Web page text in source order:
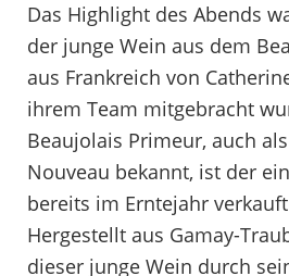
Das Highlight des Abends
der junge Wein aus dem
aus Frankreich von
ihrem Team mitgebracht
Beaujolais Primeur, auch
Nouveau bekannt, ist der
bereits im Erntejahr
Hergestellt aus Gamay-
dieser junge Wein durch